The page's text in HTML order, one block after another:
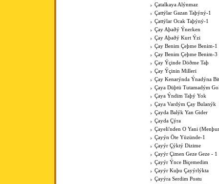
Çatalkaya Alýnmaz
Çattýlar Gazan Taþýný-1
Çattýlar Ocak Taþýný-1
Çay Aþaðý Ýnerken
Çay Aþaðý Kurt Ýzi
Çay Benim Çeþme Benim-1
Çay Benim Çeþme Benim-3
Çay Ýçinde Döðme Taþ
Çay Ýçinin Milleri
Çay Kenarýnda Ýnadýna
Çaya Düþtü Tutamadým
Çaya Ýndim Taþý Yok
Çaya Vardým Çay Bulanýk
Çayda Balýk Yan Gider
Çayda Çýra
Çayeli'nden O Yani
Çayýn Öte Yüzünde-1
Çayýr Çýktý Dizime
Çayýr Çimen Geze Geze - 1
Çayýr Ýnce Biçemedim
Çayýr Kuþu Çayýrlýkta
Çayýra Serdim Postu